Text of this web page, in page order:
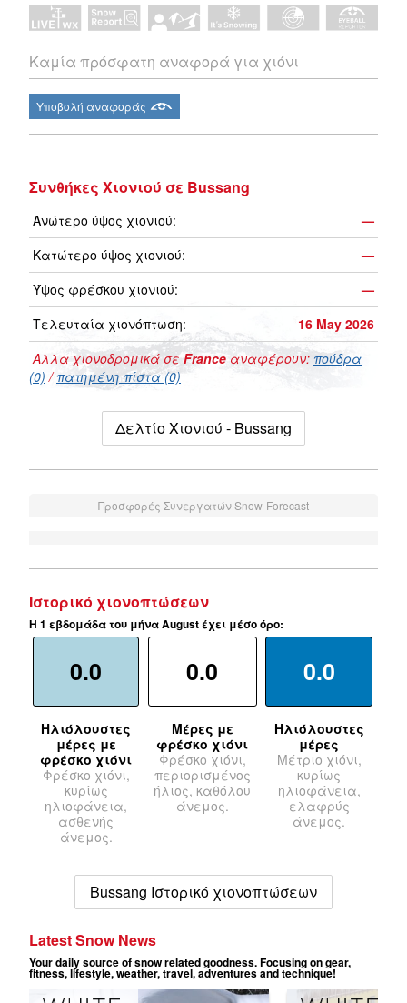
Καμία πρόσφατη αναφορά για χιόνι
Υποβολή αναφοράς
Συνθήκες Χιονιού σε Bussang
Ανώτερο ύψος χιονιού:
—
Κατώτερο ύψος χιονιού:
—
Ύψος φρέσκου χιονιού:
—
Τελευταία χιονόπτωση:
16 May 2026
Αλλα χιονοδρομικά σεFrance αναφέρουν: πούδρα
(0) /πατημένη πίστα (0)
Δελτίο Χιονιού - Bussang
Προσφορές Συνεργατών Snow-Forecast
Ιστορικό χιονοπτώσεων
Η 1 εβδομάδα του μήνα August έχει μέσο όρο:
0.0
Ηλιόλουστες
μέρες με
φρέσκο χιόνι
Φρέσκο χιόνι,
κυρίως
ηλιοφάνεια,
ασθενής
άνεμος.
0.0
Μέρες με
φρέσκο χιόνι
Φρέσκο χιόνι,
περιορισμένος
ήλιος, καθόλου
άνεμος.
0.0
Ηλιόλουστες
μέρες
Μέτριο χιόνι,
κυρίως
ηλιοφάνεια,
ελαφρύς
άνεμος.
Bussang Ιστορικό χιονοπτώσεων